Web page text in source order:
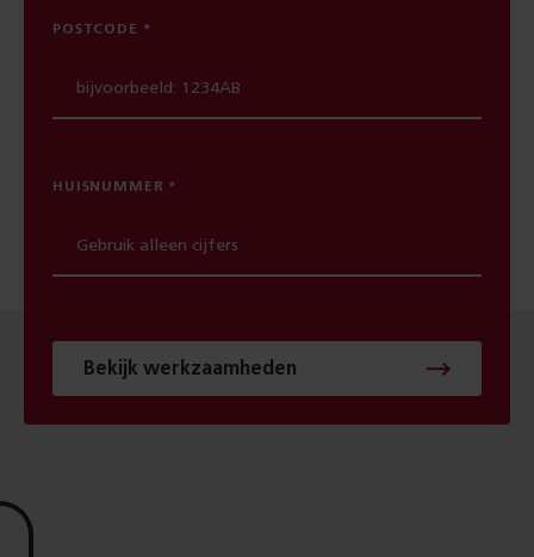
POSTCODE
HUISNUMMER
Bekijk werkzaamheden